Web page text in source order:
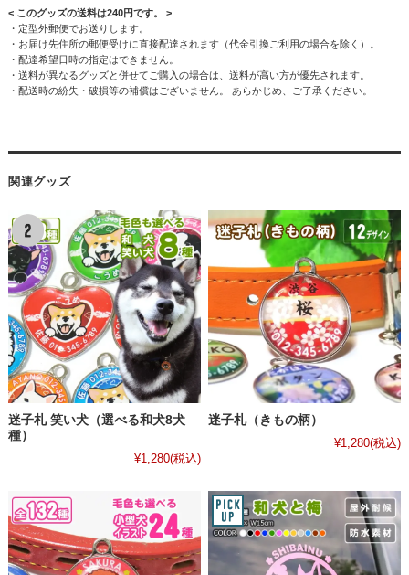
< このグッズの送料は240円です。 >
・定型外郵便でお送りします。
・お届け先住所の郵便受けに直接配達されます（代金引換ご利用の場合を除く）。
・配達希望日時の指定はできません。
・送料が異なるグッズと併せてご購入の場合は、送料が高い方が優先されます。
・配送時の紛失・破損等の補償はございません。 あらかじめ、ご了承ください。
関連グッズ
迷子札 笑い犬（選べる和犬8犬
種）
¥1,280(税込)
迷子札（きもの柄）
¥1,280(税込)